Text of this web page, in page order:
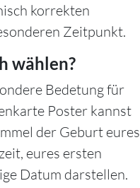
korrekten
Zeitpunkt.
wählen?
Bedetung für
Poster kannst
der Geburt eures
eures ersten
Datum darstellen.